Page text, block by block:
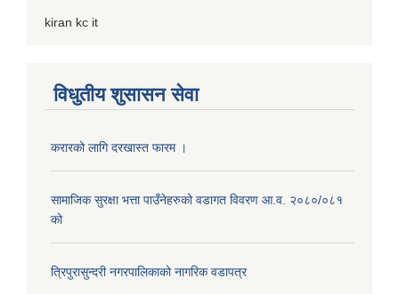
kiran kc it
विधुतीय शुसासन सेवा
करारको लागि दरखास्त फारम ।
सामाजिक सुरक्षा भत्ता पाउँनेहरुको वडागत विवरण आ.व. २०८०/०८१
को
त्रिपुरासुन्दरी नगरपालिकाको नागरिक वडापत्र